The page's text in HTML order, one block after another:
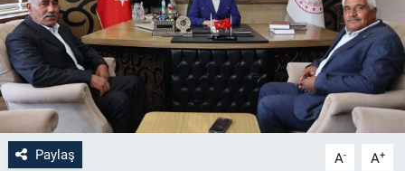
Paylaş A- A+
Eğitim
Kültür
3.Sayfa
Medya